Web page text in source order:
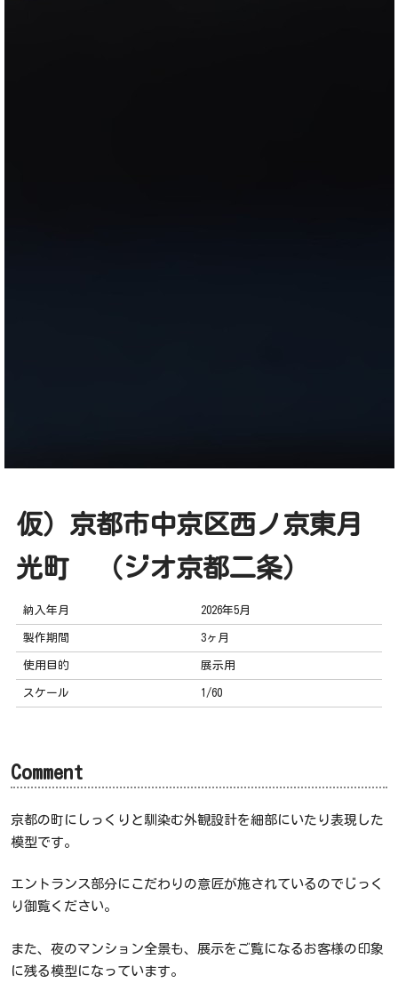
仮）京都市中京区西ノ京東月
光町 （ジオ京都二条）
納入年月 2026年5月
製作期間 3ヶ月
使用目的 展示用
スケール 1/60
Comment
京都の町にしっくりと馴染む外観設計を細部にいたり表現した
模型です。
エントランス部分にこだわりの意匠が施されているのでじっく
り御覧ください。
また、夜のマンション全景も、展示をご覧になるお客様の印象
に残る模型になっています。